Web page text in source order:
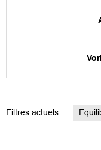
Filtres actuels: